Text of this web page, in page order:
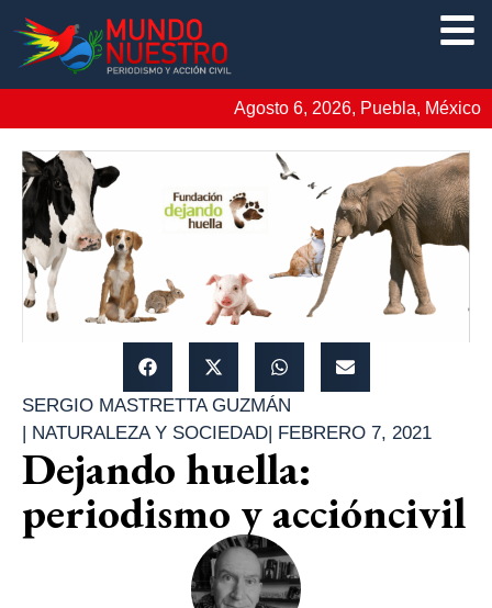
Agosto 6, 2026, Puebla, México
SERGIO MASTRETTA GUZMÁN
| NATURALEZA Y SOCIEDAD| FEBRERO 7, 2021
Dejando huella:
periodismo y accióncivil